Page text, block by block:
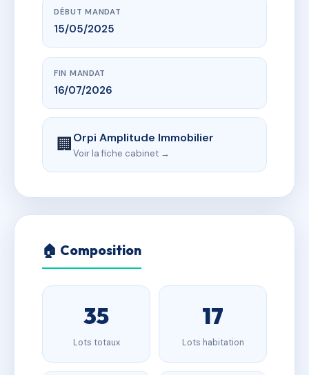
DÉBUT MANDAT
15/05/2025
FIN MANDAT
16/07/2026
🏢Orpi Amplitude Immobilier
Voir la fiche cabinet →
🏠 Composition
35
Lots totaux
17
Lots habitation